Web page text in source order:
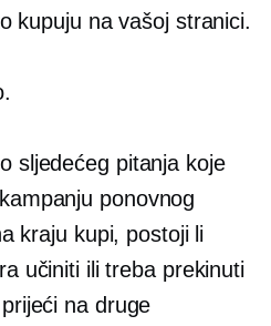
kupuju na vašoj stranici.
sljedećeg pitanja koje
ponovnog
kraju kupi, postoji li
učiniti ili treba prekinuti
na druge